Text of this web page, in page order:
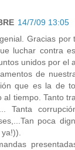
14/7/09 13:05
Gracias por
luchar contra
unidos por el
de
que es la de
al tiempo. Tanto
Tanta
poca